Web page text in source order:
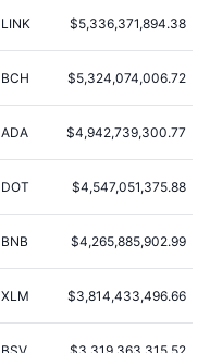
LINK $5,336,371,894.38
BCH $5,324,074,006.72
ADA $4,942,739,300.77
DOT $4,547,051,375.88
BNB $4,265,885,902.99
XLM $3,814,433,496.66